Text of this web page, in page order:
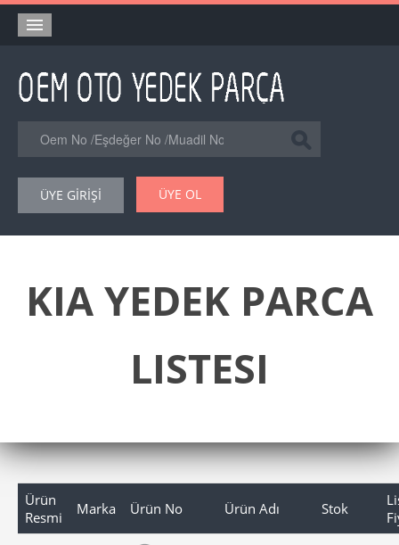
Orjinal Yedek Parça
Eşdeğer Muadil Yedek Parça
Şase Numarası VIN Yedekparça Sorgulama
Hakkımızda
Forum
ÜYE GİRİŞİ ÜYE OL
KIA YEDEK PARCA
LISTESI
Ürün
Resmi
Marka Ürün No Ürün Adı Stok